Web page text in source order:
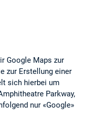
Google Maps zur
zur Erstellung einer
sich hierbei um
Parkway,
nur «Google»